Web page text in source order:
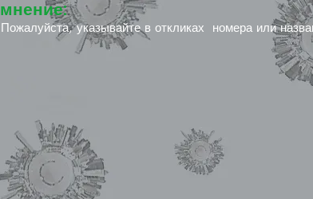
мнение:
Пожалуйста, указывайте в откликах номера или